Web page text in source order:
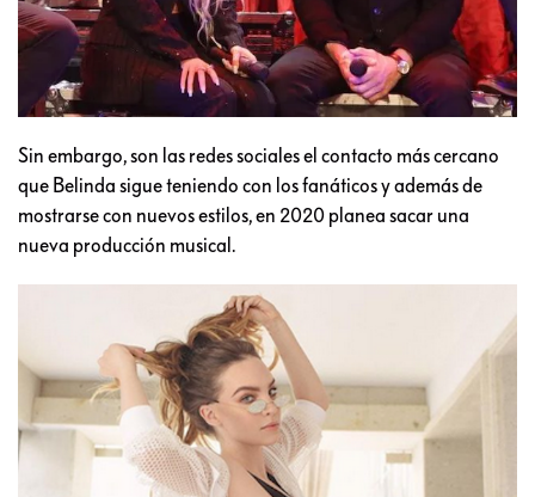
Sin embargo, son las redes sociales el contacto más cercano
que Belinda sigue teniendo con los fanáticos y además de
mostrarse con nuevos estilos, en 2020 planea sacar una
nueva producción musical.